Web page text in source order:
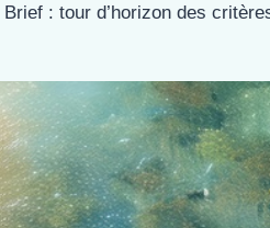
Brief : tour d’horizon des